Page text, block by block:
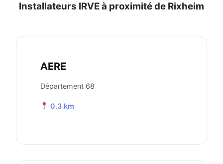
Installateurs IRVE à proximité de Rixheim
AERE
Département 68
0.3 km